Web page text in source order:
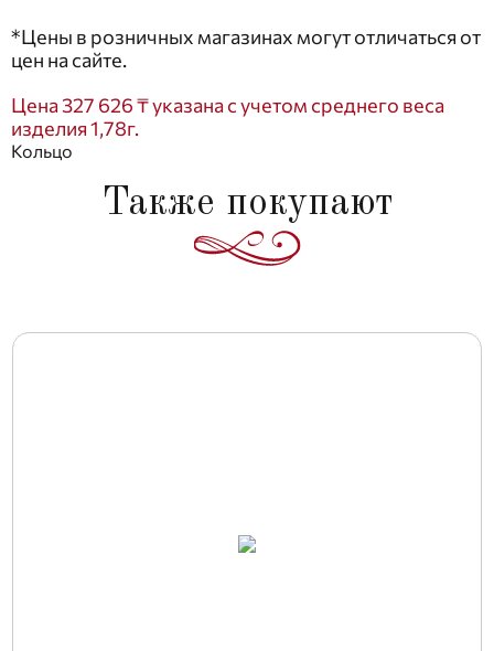
*Цены в розничных магазинах могут отличаться от
цен на сайте.
Цена 327 626 ₸ указана с учетом среднего веса
изделия 1,78г.
Кольцо
Также покупают